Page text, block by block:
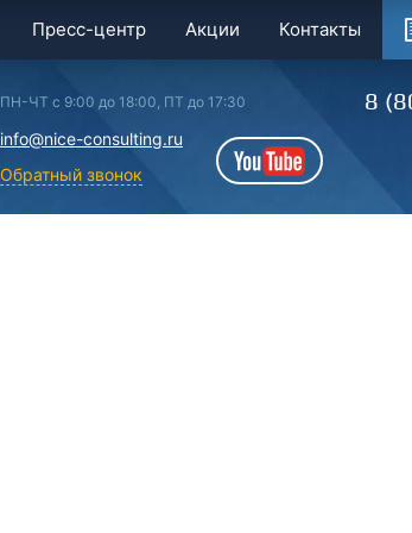
Пресс-центр Акции Контакты
ПН-ЧТ с 9:00 до 18:00, ПТ до 17:30
info@nice-consulting.ru
Обратный звонок
YouTube
8